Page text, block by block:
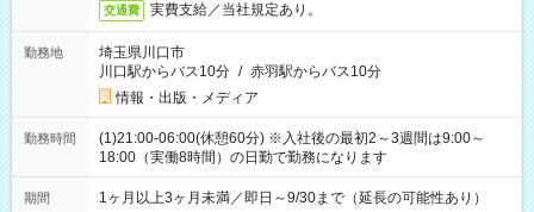
交通費 実費支給／当社規定あり。
勤務地
埼玉県川口市
川口駅からバス10分 / 赤羽駅からバス10分
情報・出版・メディア
勤務時間
(1)21:00-06:00(休憩60分) ※入社後の最初2～3週間は9:00～
18:00（実働8時間）の日勤で勤務になります
期間 1ヶ月以上3ヶ月未満／即日～9/30まで（延長の可能性あり）